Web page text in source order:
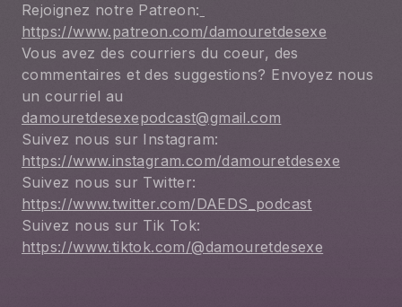
Rejoignez notre Patreon:
https://www.patreon.com/damouretdesexe
Vous avez des courriers du coeur, des
commentaires et des suggestions? Envoyez nous
un courriel au
damouretdesexepodcast@gmail.com
Suivez nous sur Instagram:
https://www.instagram.com/damouretdesexe
Suivez nous sur Twitter:
https://www.twitter.com/DAEDS_podcast
Suivez nous sur Tik Tok:
https://www.tiktok.com/@damouretdesexe